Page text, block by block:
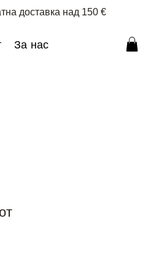
доставка над 150 €
За нас